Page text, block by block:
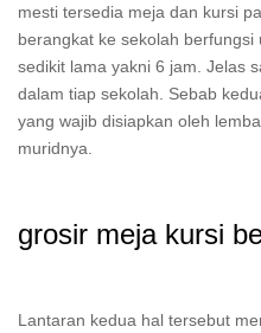
mesti tersedia meja dan kursi
berangkat ke sekolah
sedikit lama yakni 6 jam. Jelas
dalam tiap sekolah. Sebab
yang wajib disiapkan oleh
muridnya.
grosir meja kursi
Lantaran kedua hal tersebut